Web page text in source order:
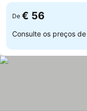
De € 56
Consulte os preços de